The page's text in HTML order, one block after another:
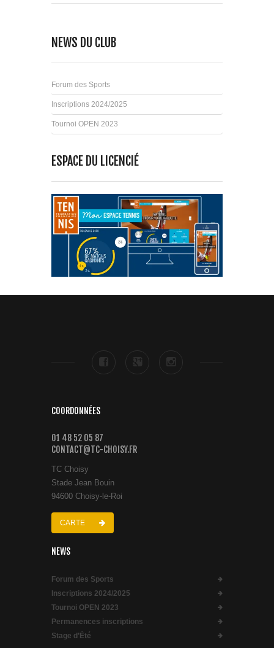
NEWS DU CLUB
Forum des Sports
Inscriptions 2024/2025
Tournoi OPEN 2023
ESPACE DU LICENCIÉ
COORDONNÉES
01 48 52 05 87
CONTACT@TC-CHOISY.FR
TC Choisy
Stade Jean Bouin
94600 Choisy-le-Roi
CARTE
NEWS
Forum des Sports
Inscriptions 2024/2025
Tournoi OPEN 2023
Permanences inscriptions
Stage d’Été